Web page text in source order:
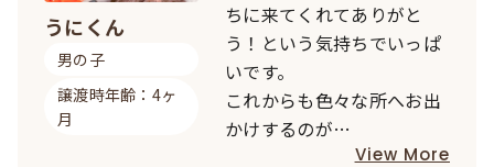
うにくん
男の子
譲渡時年齢：4ヶ
月
ちに来てくれてありがと
う！という気持ちでいっぱ
いです。
これからも色々な所へお出
かけするのが…
View More